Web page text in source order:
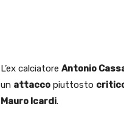
L’ex calciatore Antonio
un attacco piuttosto
Mauro Icardi.